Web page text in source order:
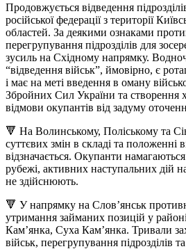
Продовжується відведення
російської федерації з території
областей. За деякими ознаками
перегрупування підрозділів для
зусиль на Східному напрямку.
“відведення військ”, ймовірно, є
і має на меті введення в оману
Збройних Сил України та створення
відмови окупантів від задуму
🔻 На Волинському, Поліському та
суттєвих змін в складі та положенні
відзначається. Окупанти
рубежі, активних наступальних дій
не здійснюють.
🔻 У напрямку на Слов’янськ
утримання займаних позицій у
Кам’янка, Суха Кам’янка. Тривали
військ, перегрупування підрозділів